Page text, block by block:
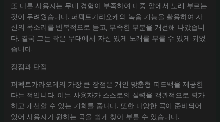
또 다른 사용자는 무대 경험이 부족하여 대중 앞에서 노래 부르는
것이 두려웠습니다. 퍼펙트가라오케의 녹음 기능을 활용하여 자
신의 목소리를 반복적으로 듣고, 부족한 부분을 개선해 나갔습니
다. 결국 그는 작은 무대에서 자신 있게 노래를 부를 수 있게 되었
습니다.
장점과 단점
퍼펙트가라오케의 가장 큰 장점은 개인 맞춤형 피드백을 제공한
다는 점입니다. 이는 사용자가 스스로의 실력을 객관적으로 평가
하고 개선할 수 있는 기회를 줍니다. 또한 다양한 곡이 준비되어
있어 사용자가 원하는 곡을 쉽게 찾아 부를 수 있습니다.